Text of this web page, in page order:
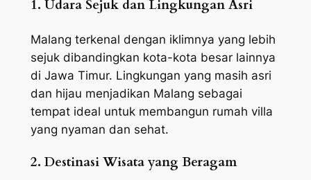
1. Udara Sejuk dan Lingkungan Asri
Malang terkenal dengan iklimnya yang lebih
sejuk dibandingkan kota-kota besar lainnya
di Jawa Timur. Lingkungan yang masih asri
dan hijau menjadikan Malang sebagai
tempat ideal untuk membangun rumah villa
yang nyaman dan sehat.
2. Destinasi Wisata yang Beragam